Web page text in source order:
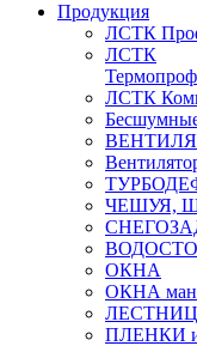
Продукция
ЛСТК
ЛСТК
ЛСТК
ЧЕШУЯ,
ОКНА
ОКНА
ПЛЕНКИ